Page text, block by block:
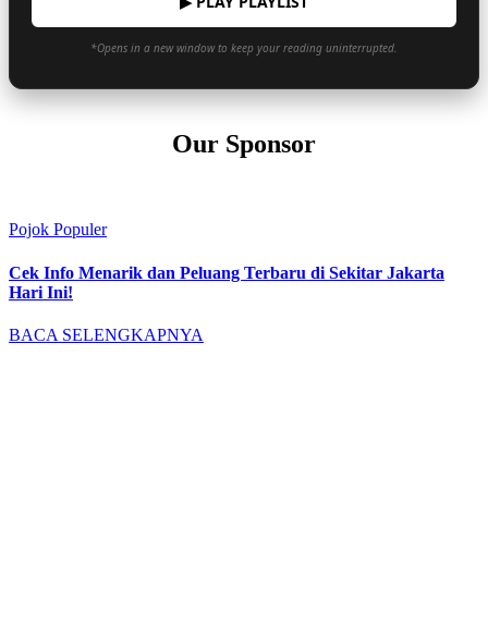
*Opens in a new window to keep your reading uninterrupted.
Our Sponsor
Pojok Populer
Cek Info Menarik dan Peluang Terbaru di Sekitar Jakarta
Hari Ini!
BACA SELENGKAPNYA